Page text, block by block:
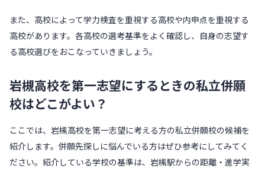
また、高校によって学力検査を重視する高校や内申点を重視する
高校があります。各高校の選考基準をよく確認し、自身の志望す
る高校選びをおこなっていきましょう。
岩槻高校を第一志望にするときの私立併願
校はどこがよい？
ここでは、岩槻高校を第一志望に考える方の私立併願校の候補を
紹介します。併願先探しに悩んでいる方はぜひ参考にしてみてく
ださい。紹介している学校の基準は、岩槻駅からの距離・進学実